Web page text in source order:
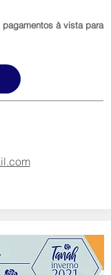
à vista para